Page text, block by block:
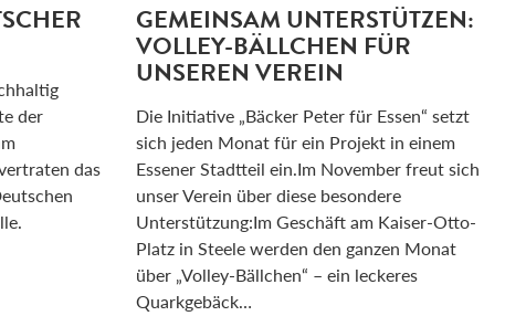
der
das
GEMEINSAM UNTERSTÜTZEN:
VOLLEY-BÄLLCHEN FÜR
UNSEREN VEREIN
Die Initiative „Bäcker Peter für Essen“ setzt
sich jeden Monat für ein Projekt in einem
Essener Stadtteil ein.Im November freut sich
unser Verein über diese besondere
Unterstützung:Im Geschäft am Kaiser-Otto-
Platz in Steele werden den ganzen Monat
über „Volley-Bällchen“ – ein leckeres
Quarkgebäck…